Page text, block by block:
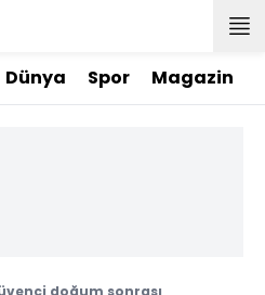
Dünya Spor Magazin
doğum sonrası